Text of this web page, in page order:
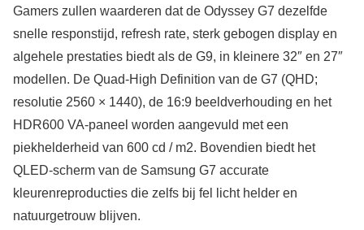
Gamers zullen waarderen dat de Odyssey G7 dezelfde
snelle responstijd, refresh rate, sterk gebogen display en
algehele prestaties biedt als de G9, in kleinere 32″ en 27″
modellen. De Quad-High Definition van de G7 (QHD;
resolutie 2560 × 1440), de 16:9 beeldverhouding en het
HDR600 VA-paneel worden aangevuld met een
piekhelderheid van 600 cd / m2. Bovendien biedt het
QLED-scherm van de Samsung G7 accurate
kleurenreproducties die zelfs bij fel licht helder en
natuurgetrouw blijven.